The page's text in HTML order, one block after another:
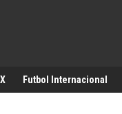
Futbol Internacional